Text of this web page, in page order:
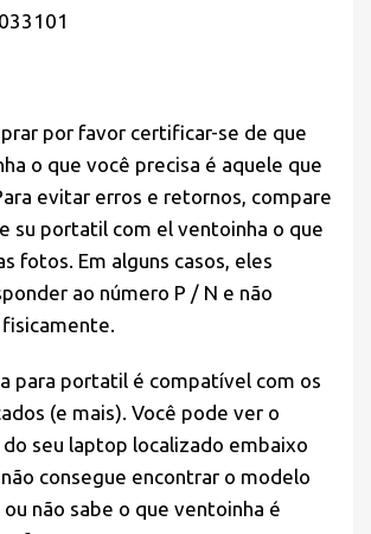
por favor certificar-se de que
o que você precisa é aquele que
evitar erros e retornos, compare
su portatil com el ventoinha o que
fotos. Em alguns casos, eles
ao número P / N e não
para portatil é compatível com os
(e mais). Você pode ver o
seu laptop localizado embaixo
consegue encontrar o modelo
não sabe o que ventoinha é